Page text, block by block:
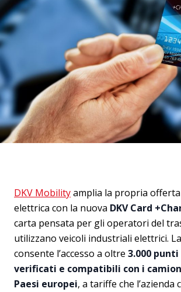
DKV Mobilityamplia la propria
elettrica con la nuova DKV Card
carta pensata per gli operatori del
utilizzano veicoli industriali elettrici.
consente l’accesso a oltre 3.000
verificati e compatibili con i camion
Paesi europei, a tariffe che l’azienda